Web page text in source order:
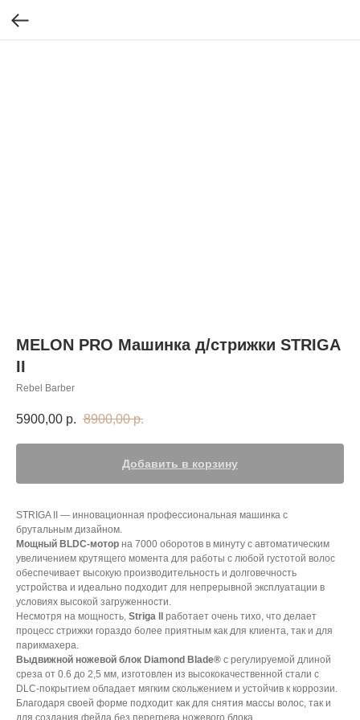
MELON PRO Машинка д/стрижки STRIGA
II
Rebel Barber
5900,00 р. 8900,00 р.
Добавить в корзину
STRIGA II — инновационная профессиональная машинка с
брутальным дизайном.
Мощный BLDC-мотор на 7000 оборотов в минуту с автоматическим
увеличением крутящего момента для работы с любой густотой волос
обеспечивает высокую производительность и долговечность
устройства и идеально подходит для непрерывной эксплуатации в
условиях высокой загруженности.
Несмотря на мощность, Striga ll
работает очень тихо, что делает
процесс стрижки гораздо более приятным как для клиента, так и для
парикмахера.
Выдвижной ножевой блок Diamond Blade® с регулируемой длиной
среза от 0.6 до 2,5 мм, изготовлен из высококачественной стали c
DLC-покрытием обладает мягким скольжением и устойчив к коррозии.
Благодаря своей форме подходит как для снятия массы волос, так и